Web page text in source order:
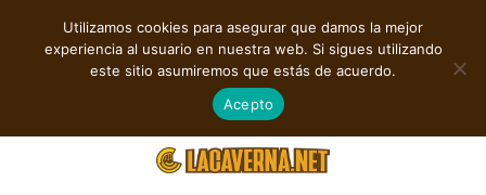
TENDENCIAS
Rock, folk e indie: cuatro estrenos independientes por descubrir
agosto 7, 2026
Utilizamos cookies para asegurar que damos la mejor
experiencia al usuario en nuestra web. Si sigues utilizando
este sitio asumiremos que estás de acuerdo.
Acepto